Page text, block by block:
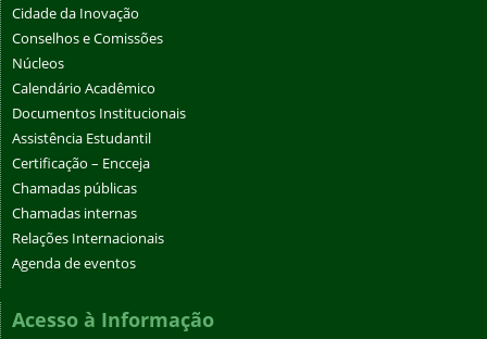
Cidade da Inovação
Conselhos e Comissões
Núcleos
Calendário Acadêmico
Documentos Institucionais
Assistência Estudantil
Certificação – Encceja
Chamadas públicas
Chamadas internas
Relações Internacionais
Agenda de eventos
Acesso à Informação